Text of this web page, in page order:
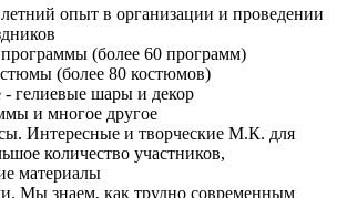
опыт в организации и проведении
(более 60 программ)
(более 80 костюмов)
гелиевые шары и декор
и многое другое
Интересные и творческие М.К. для
количество участников,
материалы
Мы знаем, как трудно современным